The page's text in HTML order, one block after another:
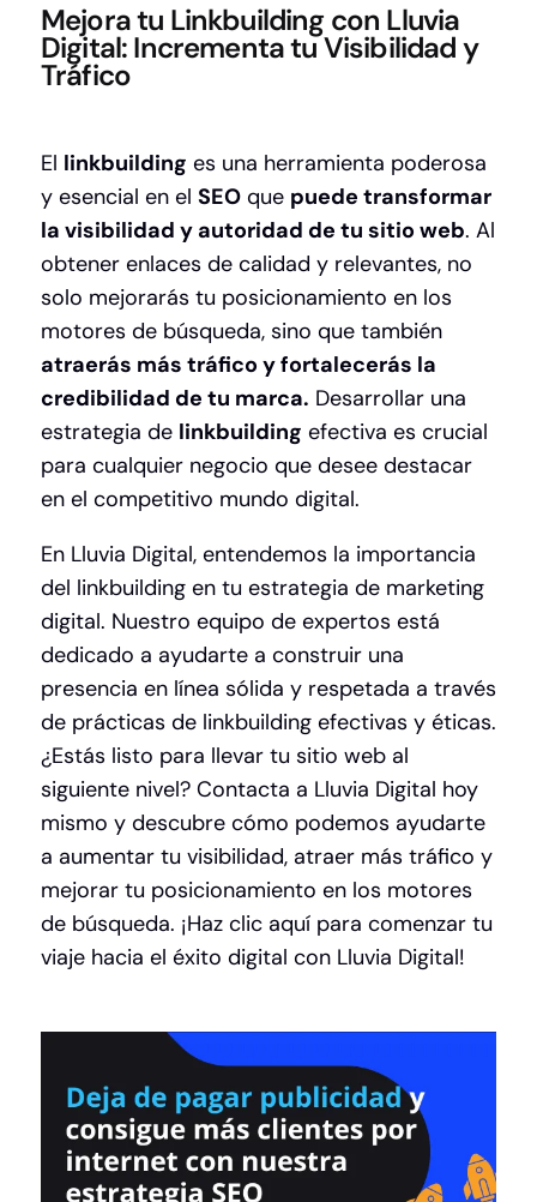
Mejora tu Linkbuilding con Lluvia
Digital: Incrementa tu Visibilidad y
Tráfico
El linkbuilding es una herramienta poderosa
y esencial en el SEO que puede transformar
la visibilidad y autoridad de tu sitio web. Al
obtener enlaces de calidad y relevantes, no
solo mejorarás tu posicionamiento en los
motores de búsqueda, sino que también
atraerás más tráfico y fortalecerás la
credibilidad de tu marca. Desarrollar una
estrategia de linkbuilding efectiva es crucial
para cualquier negocio que desee destacar
en el competitivo mundo digital.
En Lluvia Digital, entendemos la importancia
del linkbuilding en tu estrategia de marketing
digital. Nuestro equipo de expertos está
dedicado a ayudarte a construir una
presencia en línea sólida y respetada a través
de prácticas de linkbuilding efectivas y éticas.
¿Estás listo para llevar tu sitio web al
siguiente nivel? Contacta a Lluvia Digital hoy
mismo y descubre cómo podemos ayudarte
a aumentar tu visibilidad, atraer más tráfico y
mejorar tu posicionamiento en los motores
de búsqueda. ¡Haz clic aquí para comenzar tu
viaje hacia el éxito digital con Lluvia Digital!